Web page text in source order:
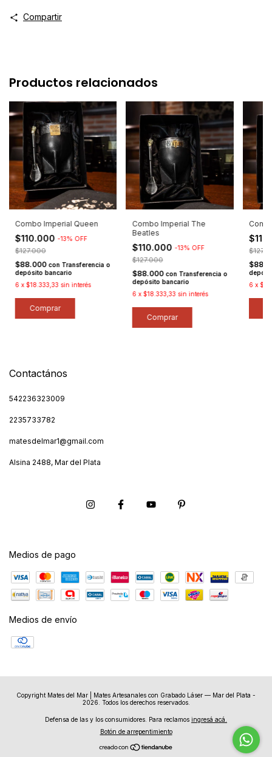
Compartir
Productos relacionados
Combo Imperial Queen
$110.000 -13% OFF
$127.000
$88.000 con Transferencia o
depósito bancario
6 x $18.333,33 sin interés
Combo Imperial The
Beatles
$110.000 -13% OFF
$127.000
$88.000 con Transferencia o
depósito bancario
6 x $18.333,33 sin interés
6 x
Contactános
542236323009
2235733782
matesdelmar1@gmail.com
Alsina 2488, Mar del Plata
Medios de pago
Medios de envío
Copyright Mates del Mar | Mates Artesanales con Grabado Láser — Mar del Plata -
2026. Todos los derechos reservados.
Defensa de las y los consumidores. Para reclamos ingresá acá.
Botón de arrepentimiento